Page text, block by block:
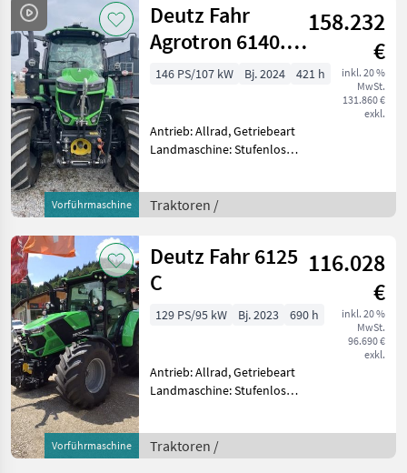
km/h: 50 km/h, Aufladu
Vorführmaschine
Deutz Fahr
Agrotron 6140.4
TTV
158.232
€
inkl. 20 %
MwSt.
131.860 €
exkl.
146 PS/107 kW Bj. 2024 421 h
Antrieb: Allrad, Getriebeart
Landmaschine: Stufenloses
540/540E/1000,
Höchstgeschwindigkeit in
Traktoren /
Vorführmaschine
Deutz Fahr 6125
C
116.028
€
inkl. 20 %
MwSt.
96.690 €
exkl.
129 PS/95 kW Bj. 2023 690 h
Antrieb: Allrad, Getriebeart
Landmaschine: Stufenloses
540/750/1000,
Höchstgeschwindigkeit in
Traktoren /